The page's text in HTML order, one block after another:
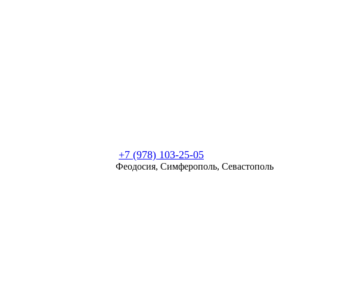
+7 (978) 103-25-05
Феодосия, Симферополь, Севастополь